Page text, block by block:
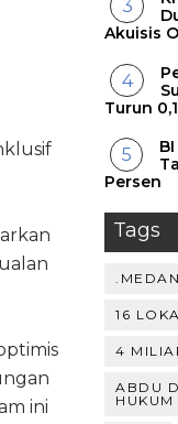
ini
Akuisis
Turun
Persen
Tags
.MEDAN
16
4
ABDU